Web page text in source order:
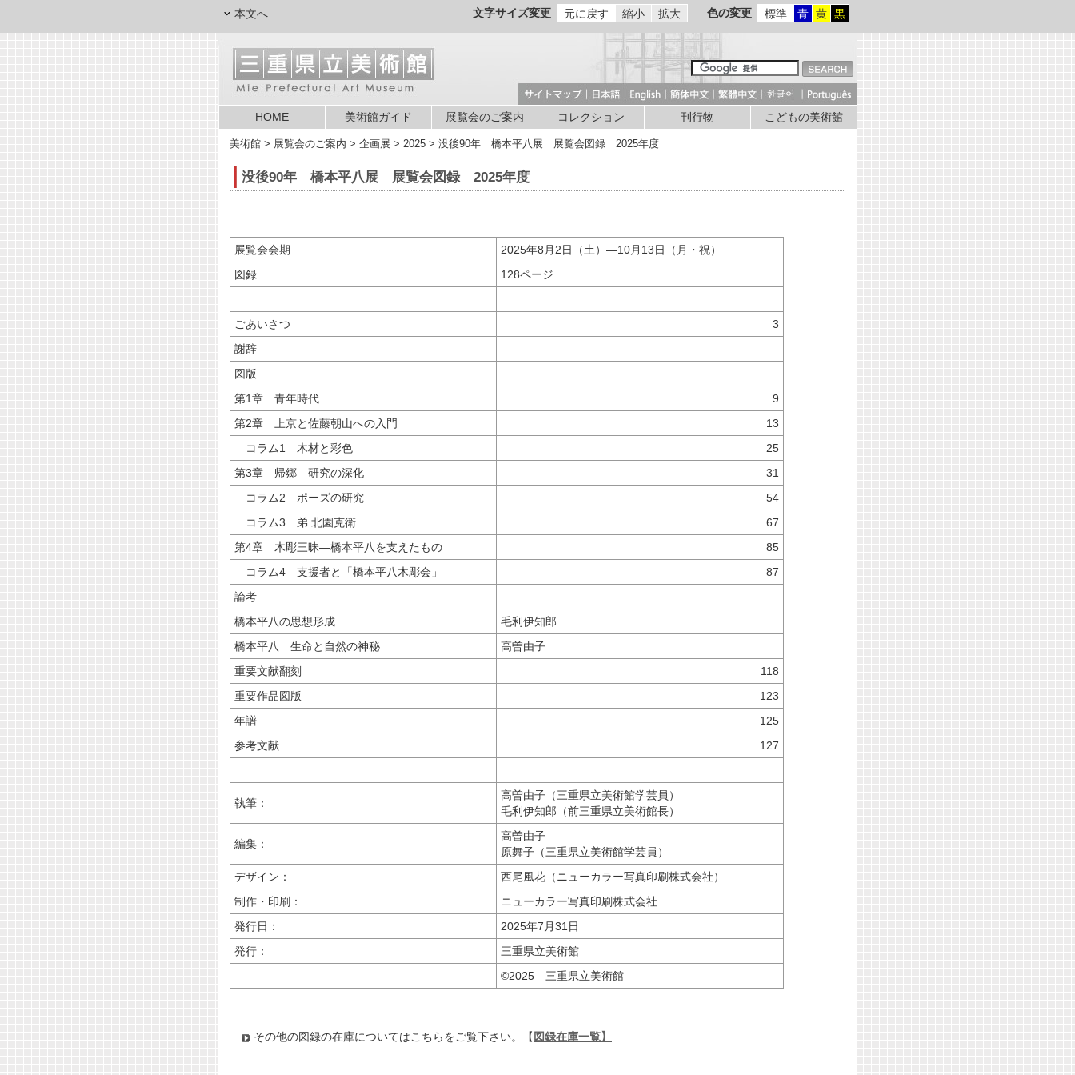
本文へ 文字サイズ変更 元に戻す 縮小 拡大 色の変更 標準 青 黄 黒
HOME 美術館ガイド 展覧会のご案内 コレクション 刊行物 こどもの美術館
美術館 > 展覧会のご案内 > 企画展 > 2025 > 没後90年 橋本平八展 展覧会図録 2025年度
没後90年 橋本平八展 展覧会図録 2025年度
展覧会会期
2025年8月2日（土）―10月13日（月・祝）
図録
128ページ
ごあいさつ
3
謝辞
図版
第1章 青年時代
9
第2章 上京と佐藤朝山への入門
13
コラム1 木材と彩色
25
第3章 帰郷―研究の深化
31
コラム2 ポーズの研究
54
コラム3 弟 北園克衛
67
第4章 木彫三昧―橋本平八を支えたもの
85
コラム4 支援者と「橋本平八木彫会」
87
論考
橋本平八の思想形成
毛利伊知郎
橋本平八 生命と自然の神秘
高曽由子
重要文献翻刻
118
重要作品図版
123
年譜
125
参考文献
127
執筆：
高曽由子（三重県立美術館学芸員）
毛利伊知郎（前三重県立美術館長）
編集：
高曽由子
原舞子（三重県立美術館学芸員）
デザイン：
西尾風花（ニューカラー写真印刷株式会社）
制作・印刷：
ニューカラー写真印刷株式会社
発行日：
2025年7月31日
発行：
三重県立美術館
©2025 三重県立美術館
その他の図録の在庫についてはこちらをご覧下さい。【 図録在庫一覧】